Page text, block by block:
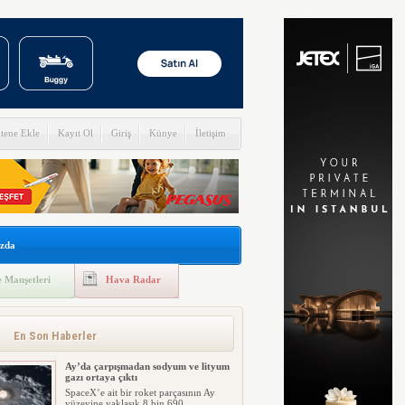
Ekle Kayıt Ol Giriş Künye İletişim
Manşetleri Hava Radar
En Son Haberler
Ay’da çarpışmadan sodyum ve lityum
gazı ortaya çıktı
SpaceX’e ait bir roket parçasının Ay